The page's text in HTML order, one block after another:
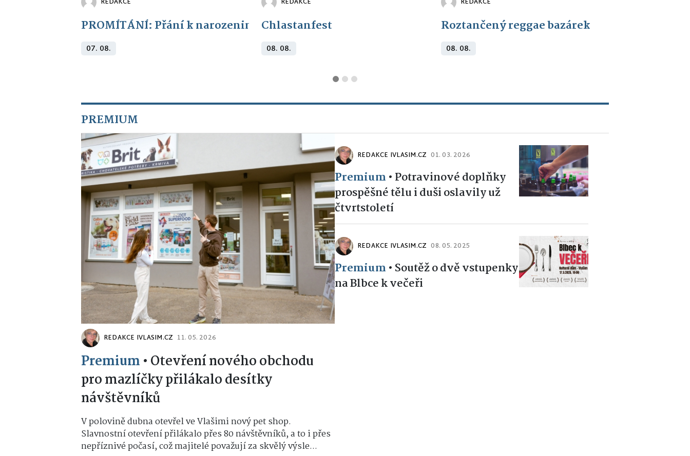
PROMÍTÁNÍ: Přání k narozeninám: Křtiny
07. 08.
Chlastanfest
08. 08.
Roztančený reggae bazárek
08. 08.
PREMIUM
REDAKCE IVLASIM.CZ 11. 05. 2026
Premium • Otevření nového obchodu
pro mazlíčky přilákalo desítky
návštěvníků
V polovině dubna otevřel ve Vlašimi nový pet shop.
Slavnostní otevření přilákalo přes 80 návštěvníků, a to i přes
nepříznivé počasí, což majitelé považují za skvělý výsle...
REDAKCE IVLASIM.CZ 01. 03. 2026
Premium • Potravinové doplňky
prospěšné tělu i duši oslavily už
čtvrtstoletí
REDAKCE IVLASIM.CZ 08. 05. 2025
Premium • Soutěž o dvě vstupenky
na Blbce k večeři